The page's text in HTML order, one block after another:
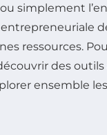
simplement
entrepreneuriale
ressources.
des
ensemble